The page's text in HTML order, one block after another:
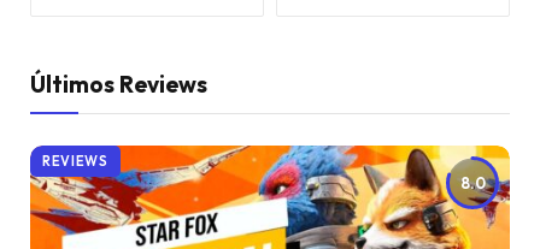
Últimos Reviews
8.0
REVIEWS